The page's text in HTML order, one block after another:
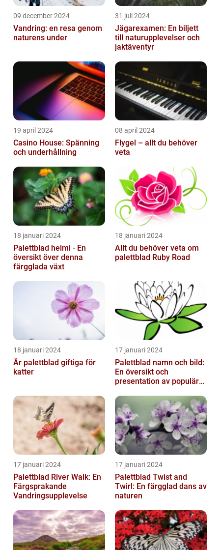
09 december 2024
Vandring: en resa genom
naturens under
31 juli 2024
Jägarexamen: En biljett
till naturupplevelser och
jaktäventyr
19 april 2024
Casino House: Spänning
och underhållning
08 april 2024
Flygel – allt du behöver
veta
18 januari 2024
Palettblad helmi - En
översikt över denna
färgglada växt
18 januari 2024
Allt du behöver veta om
palettblad Ruby Road
18 januari 2024
Är palettblad giftiga för
katter
17 januari 2024
Palettblad namn och bild:
En översikt och
presentation av populära
17 januari 2024
Palettblad River Walk: En
Färgsprakande
Vandringsupplevelse
17 januari 2024
Palettblad Twist and
Twirl: En färgglad dans av
naturen